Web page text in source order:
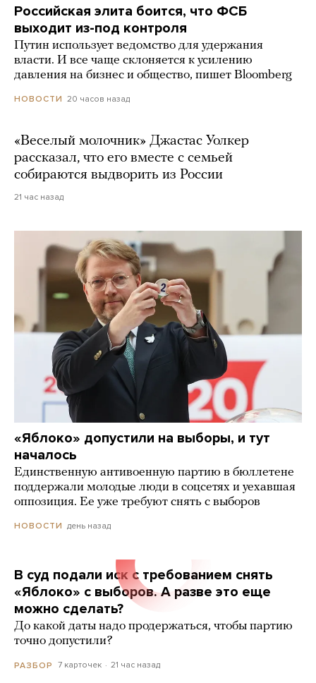
Российская элита боится, что ФСБ
выходит из-под контроля
Путин использует ведомство для удержания
власти. И все чаще склоняется к усилению
давления на бизнес и общество, пишет Bloomberg
НОВОСТИ 20 часов назад
«Веселый молочник» Джастас Уолкер
рассказал, что его вместе с семьей
собираются выдворить из России
21 час назад
«Яблоко» допустили на выборы, и тут
началось
Единственную антивоенную партию в бюллетене
поддержали молодые люди в соцсетях и уехавшая
оппозиция. Ее уже требуют снять с выборов
НОВОСТИ день назад
В суд подали иск с требованием снять
«Яблоко» с выборов. А разве это еще
можно сделать?
До какой даты надо продержаться, чтобы партию
точно допустили?
РАЗБОР 7 карточек 21 час назад